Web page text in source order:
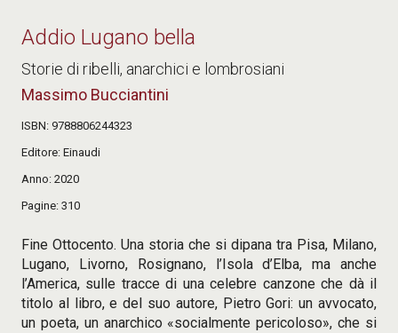
Addio Lugano bella
Storie di ribelli, anarchici e lombrosiani
Massimo Bucciantini
ISBN 9788806244323
Editore Einaudi
Anno 2020
Pagine 310
Fine Ottocento. Una storia che si dipana tra Pisa, Milano,
Lugano, Livorno, Rosignano, l’Isola d’Elba, ma anche
l’America, sulle tracce di una celebre canzone che dà il
titolo al libro, e del suo autore, Pietro Gori: un avvocato,
un poeta, un anarchico «socialmente pericoloso», che si